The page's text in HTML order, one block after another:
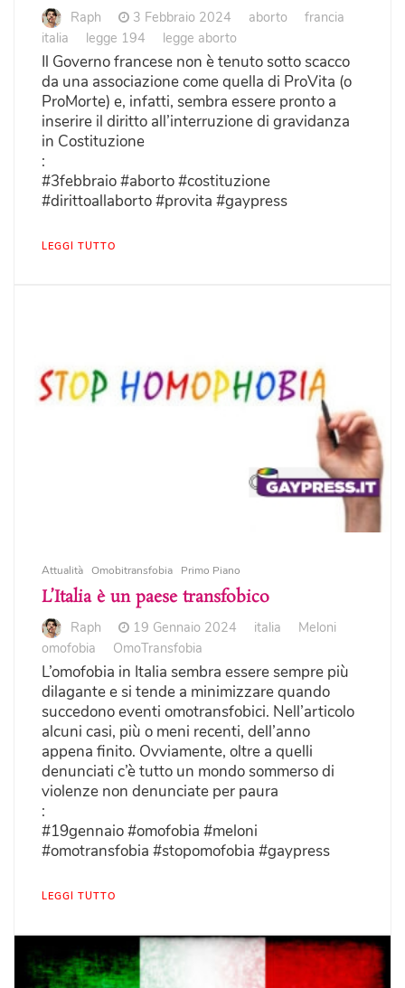
Raph 3 Febbraio 2024 aborto
francia
italia
legge 194 legge aborto
Il Governo francese non è tenuto sotto scacco
da una associazione come quella di ProVita (o
ProMorte) e, infatti, sembra essere pronto a
inserire il diritto all’interruzione di gravidanza
in Costituzione
:
#3febbraio #aborto #costituzione
#dirittoallaborto #provita #gaypress
LEGGI TUTTO
Attualità Omobitransfobia Primo Piano
L’Italia è un paese transfobico
Raph 19 Gennaio 2024 italia
Meloni
omofobia
OmoTransfobia
L’omofobia in Italia sembra essere sempre più
dilagante e si tende a minimizzare quando
succedono eventi omotransfobici. Nell’articolo
alcuni casi, più o meni recenti, dell’anno
appena finito. Ovviamente, oltre a quelli
denunciati c’è tutto un mondo sommerso di
violenze non denunciate per paura
:
#19gennaio #omofobia #meloni
#omotransfobia #stopomofobia #gaypress
LEGGI TUTTO